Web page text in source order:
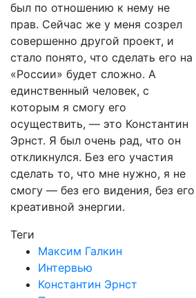
был по отношению к нему не
прав. Сейчас же у меня созрел
совершенно другой проект, и
стало понято, что сделать его на
«России» будет сложно. А
единственный человек, с
которым я смогу его
осуществить, — это Константин
Эрнст. Я был очень рад, что он
откликнулся. Без его участия
сделать то, что мне нужно, я не
смогу — без его видения, без его
креативной энергии.
Теги
Максим Галкин
Интервью
Константин Эрнст